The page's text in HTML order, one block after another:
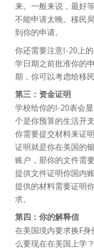
来。一般来说，最好
不能申请太晚。移民
到你的申请。
你还需要注意I-20上
学日期之前批准你的
期，你可以考虑给移
第三：资金证明
学校给你的I-20表会
个是你预算的生活开
你需要提交材料来证
证明就是你在美国的
账户，那你的文件需
提供文件证明你国内
提供的材料需要证明
求。
第四：你的解释信
在美国境内要求换F
么要现在在美国上学